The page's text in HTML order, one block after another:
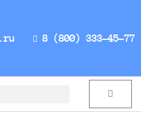
8 (800) 333-45-77
Cart